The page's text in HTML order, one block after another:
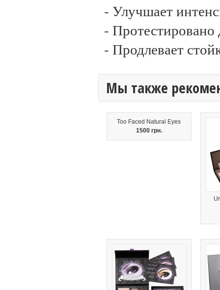
- Улучшает
-
- Продлевает
Мы также
Too Faced Natural Eyes
1500 грн.